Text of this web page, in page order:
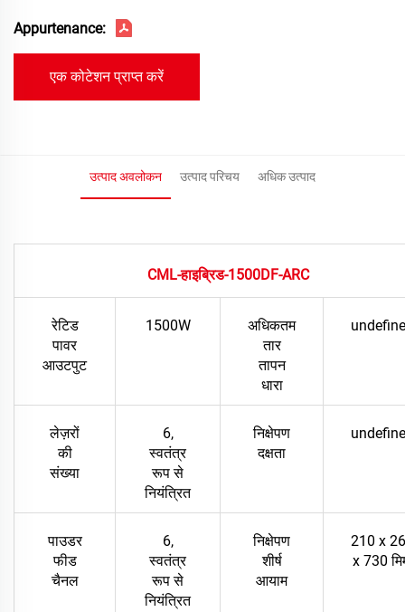
Appurtenance:
एक कोटेशन प्राप्त करें
उत्पाद अवलोकन उत्पाद परिचय अधिक उत्पाद
CML-हाइब्रिड-1500DF-ARC
रेटिड
पावर
आउटपुट
1500W
अधिकतम
तार
तापन
धारा
लेज़रों
की
संख्या
6,
स्वतंत्र
रूप से
नियंत्रित
निक्षेपण
दक्षता
पाउडर
फीड
चैनल
6,
स्वतंत्र
रूप से
नियंत्रित
निक्षेपण
शीर्ष
आयाम
210 x
x 730